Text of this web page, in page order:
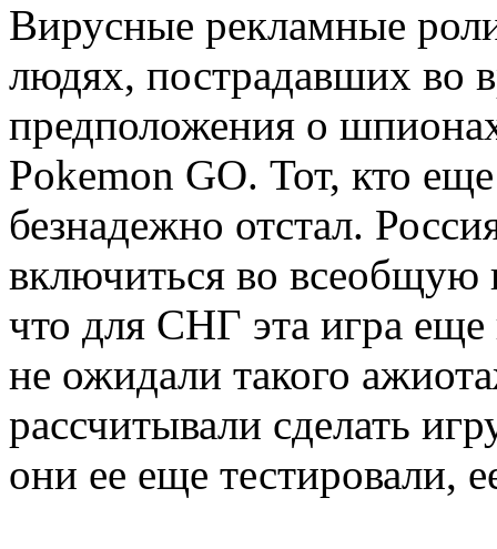
Вирусные рекламные
людях, пострадавших во
предположения о
Pokemon GO. Тот, кто
безнадежно отстал.
включиться во всеобщую
что для СНГ эта игра еще
не ожидали такого
рассчитывали сделать
они ее еще тестировали,